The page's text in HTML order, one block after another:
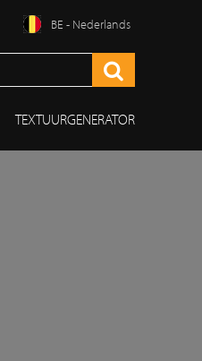
BE - Nederlands
TEXTUURGENERATOR